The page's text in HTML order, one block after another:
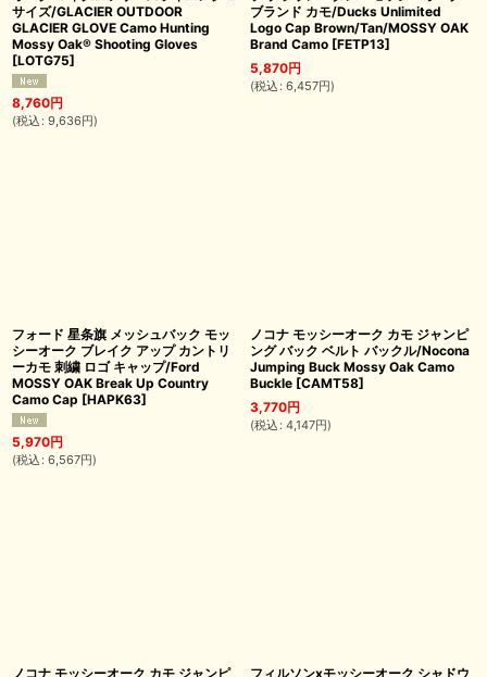
サイズ/GLACIER OUTDOOR
GLACIER GLOVE Camo Hunting
Mossy Oak® Shooting Gloves
[LOTG75]
8,760円
(税込 : 9,636円)
ブランド カモ/Ducks Unlimited
Logo Cap Brown/Tan/MOSSY OAK
Brand Camo [FETP13]
5,870円
(税込 : 6,457円)
フォード 星条旗 メッシュバック モッ
シーオーク ブレイク アップ カントリ
ーカモ 刺繍 ロゴ キャップ/Ford
MOSSY OAK Break Up Country
Camo Cap [HAPK63]
5,970円
(税込 : 6,567円)
ノコナ モッシーオーク カモ ジャンピ
ング バック ベルト バックル/Nocona
Jumping Buck Mossy Oak Camo
Buckle [CAMT58]
3,770円
(税込 : 4,147円)
ノコナ モッシーオーク カモ ジャンピ フィルソンxモッシーオーク シャドウ